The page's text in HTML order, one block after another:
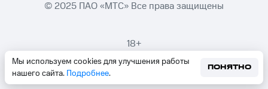
Мы используем cookies для улучшения работы
нашего сайта. Подробнее.
ПОНЯТНО
© 2025 ПАО «МТС» Все права защищены
18+